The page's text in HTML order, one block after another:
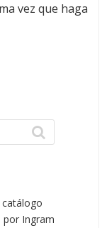
vez que haga
por Ingram